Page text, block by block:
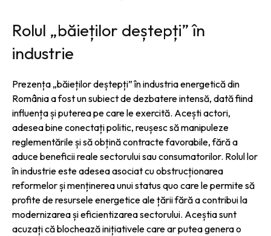
Rolul „băieților deștepți” în
industrie
Prezența „băieților deștepți” în industria energetică din
România a fost un subiect de dezbatere intensă, dată fiind
influența și puterea pe care le exercită. Acești actori,
adesea bine conectați politic, reușesc să manipuleze
reglementările și să obțină contracte favorabile, fără a
aduce beneficii reale sectorului sau consumatorilor. Rolul lor
în industrie este adesea asociat cu obstrucționarea
reformelor și menținerea unui status quo care le permite să
profite de resursele energetice ale țării fără a contribui la
modernizarea și eficientizarea sectorului. Aceștia sunt
acuzați că blochează inițiativele care ar putea genera o